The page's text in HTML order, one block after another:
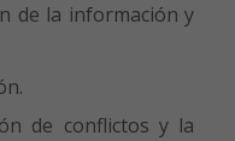
de la información y
de conflictos y la